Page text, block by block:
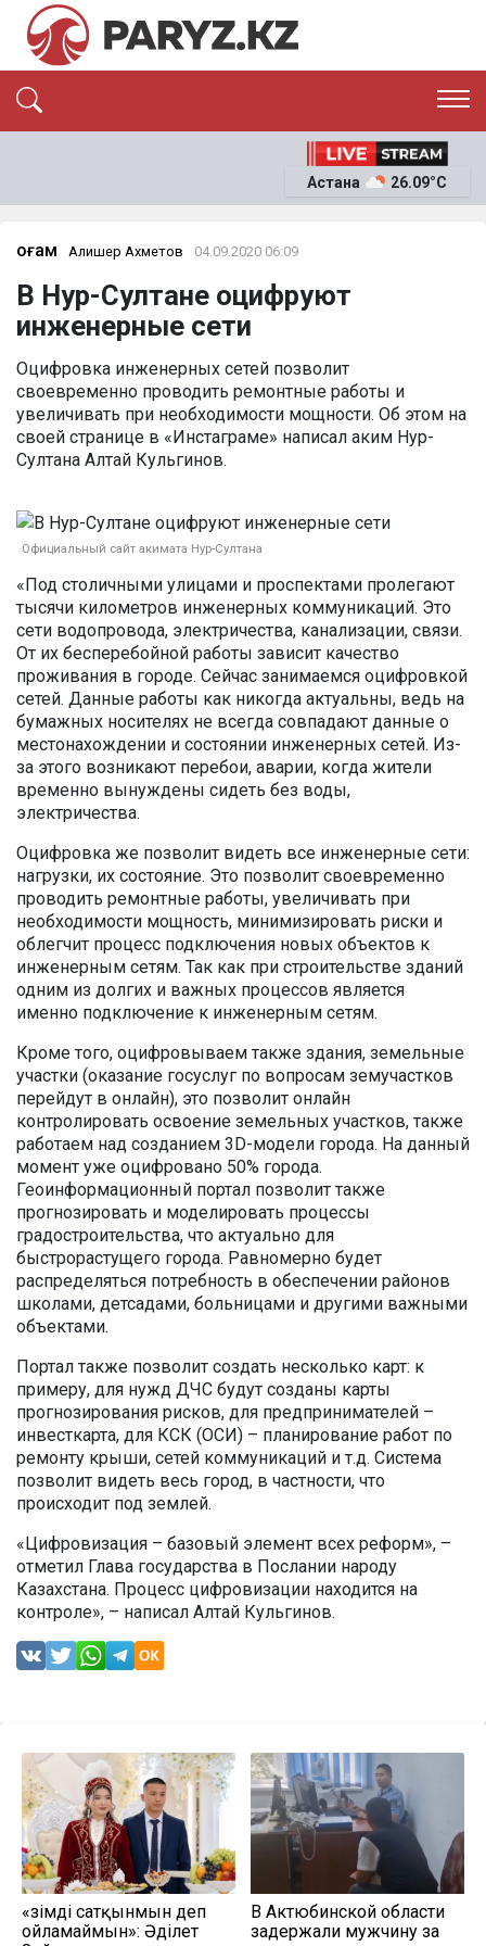
ЭКОНОМИКА
ОҚИҒА
News
Астана 26.09°C
Қоғам Алишер Ахметов 04.09.2020 06:09
В Нур-Султане оцифруют
инженерные сети
Оцифровка инженерных сетей позволит
своевременно проводить ремонтные работы и
увеличивать при необходимости мощности. Об этом на
своей странице в «Инстаграме» написал аким Нур-
Султана Алтай Кульгинов.
Официальный сайт акимата Нур-Султана
«Под столичными улицами и проспектами пролегают
тысячи километров инженерных коммуникаций. Это
сети водопровода, электричества, канализации, связи.
От их бесперебойной работы зависит качество
проживания в городе. Сейчас занимаемся оцифровкой
сетей. Данные работы как никогда актуальны, ведь на
бумажных носителях не всегда совпадают данные о
местонахождении и состоянии инженерных сетей. Из-
за этого возникают перебои, аварии, когда жители
временно вынуждены сидеть без воды,
электричества.
Оцифровка же позволит видеть все инженерные сети:
нагрузки, их состояние. Это позволит своевременно
проводить ремонтные работы, увеличивать при
необходимости мощность, минимизировать риски и
облегчит процесс подключения новых объектов к
инженерным сетям. Так как при строительстве зданий
одним из долгих и важных процессов является
именно подключение к инженерным сетям.
Кроме того, оцифровываем также здания, земельные
участки (оказание госуслуг по вопросам земучастков
перейдут в онлайн), это позволит онлайн
контролировать освоение земельных участков, также
работаем над созданием 3D-модели города. На данный
момент уже оцифровано 50% города.
Геоинформационный портал позволит также
прогнозировать и моделировать процессы
градостроительства, что актуально для
быстрорастущего города. Равномерно будет
распределяться потребность в обеспечении районов
школами, детсадами, больницами и другими важными
объектами.
Портал также позволит создать несколько карт: к
примеру, для нужд ДЧС будут созданы карты
прогнозирования рисков, для предпринимателей –
инвесткарта, для КСК (ОСИ) – планирование работ по
ремонту крыши, сетей коммуникаций и т.д. Система
позволит видеть весь город, в частности, что
происходит под землей.
«Цифровизация – базовый элемент всех реформ», –
отметил Глава государства в Послании народу
Казахстана. Процесс цифровизации находится на
контроле», – написал Алтай Кульгинов.
«Өзімді сатқынмын деп
ойламаймын»: Әділет
В Актюбинской области
задержали мужчину за